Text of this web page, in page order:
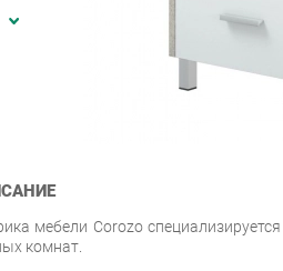
мебели Corozo
комнат.